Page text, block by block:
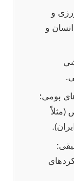
و
و
بومی:
(مثلاً